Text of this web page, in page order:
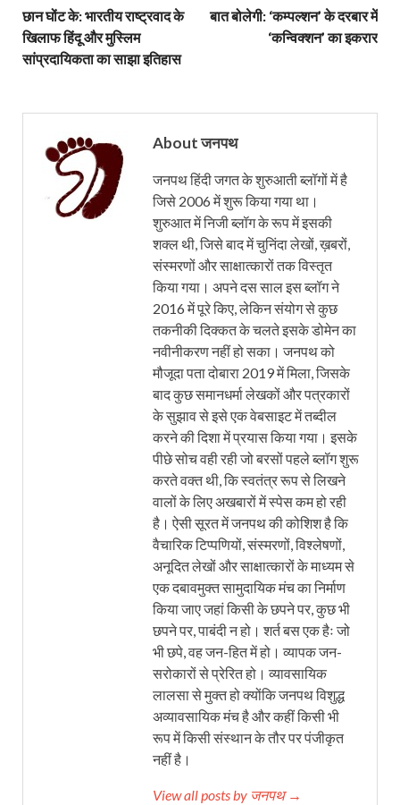
छान घोंट के: भारतीय राष्ट्रवाद के
खिलाफ हिंदू और मुस्लिम
सांप्रदायिकता का साझा इतिहास
बात बोलेगी: ‘कम्पल्शन’ के दरबार में
‘कन्विक्शन’ का इकरार
About जनपथ
जनपथ हिंदी जगत के शुरुआती ब्लॉगों में है
जिसे 2006 में शुरू किया गया था।
शुरुआत में निजी ब्लॉग के रूप में इसकी
शक्ल थी, जिसे बाद में चुनिंदा लेखों, ख़बरों,
संस्मरणों और साक्षात्कारों तक विस्तृत
किया गया। अपने दस साल इस ब्लॉग ने
2016 में पूरे किए, लेकिन संयोग से कुछ
तकनीकी दिक्कत के चलते इसके डोमेन का
नवीनीकरण नहीं हो सका। जनपथ को
मौजूदा पता दोबारा 2019 में मिला, जिसके
बाद कुछ समानधर्मा लेखकों और पत्रकारों
के सुझाव से इसे एक वेबसाइट में तब्दील
करने की दिशा में प्रयास किया गया। इसके
पीछे सोच वही रही जो बरसों पहले ब्लॉग शुरू
करते वक्त थी, कि स्वतंत्र रूप से लिखने
वालों के लिए अखबारों में स्पेस कम हो रही
है। ऐसी सूरत में जनपथ की कोशिश है कि
वैचारिक टिप्पणियों, संस्मरणों, विश्लेषणों,
अनूदित लेखों और साक्षात्कारों के माध्यम से
एक दबावमुक्त सामुदायिक मंच का निर्माण
किया जाए जहां किसी के छपने पर, कुछ भी
छपने पर, पाबंदी न हो। शर्त बस एक हैः जो
भी छपे, वह जन-हित में हो। व्यापक जन-
सरोकारों से प्रेरित हो। व्यावसायिक
लालसा से मुक्त हो क्योंकि जनपथ विशुद्ध
अव्यावसायिक मंच है और कहीं किसी भी
रूप में किसी संस्थान के तौर पर पंजीकृत
नहीं है।
View all posts by जनपथ →